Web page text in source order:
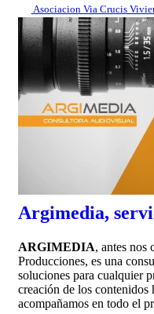
Asociacion Via Crucis
0:00:06
Argimedia,
ARGIMEDIA, antes nos
Producciones, es una
soluciones para cualquier
creación de los contenidos
acompañamos en todo el